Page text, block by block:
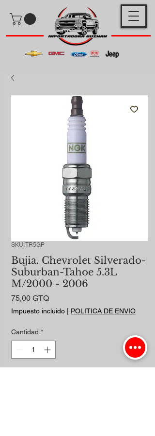
SKU: TR5GP
Bujia. Chevrolet Silverado-
Suburban-Tahoe 5.3L
M/2000 - 2006
75,00 GTQPrecio
Impuesto incluido POLITICA DE ENVIO
Cantidad *